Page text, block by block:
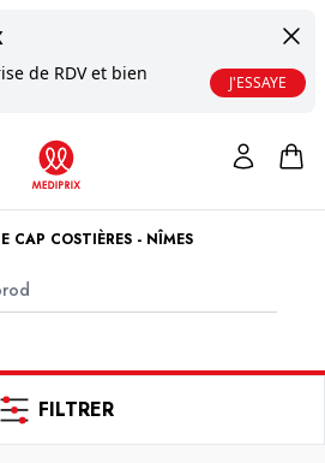
de RDV et bien
J'ESSAYE
CAP COSTIÈRES - NÎMES
FILTRER